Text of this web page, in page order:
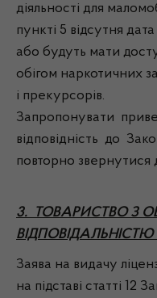
діяльності для
пункті 5 відсутня
або будуть мати
обігом наркотичних
і прекурсорів.
Запропонувати
відповідність до
повторно звернутися
3. ТОВАРИСТВО З
ВІДПОВІДАЛЬНІСТЮ
Заява на видачу
на підставі статті 12